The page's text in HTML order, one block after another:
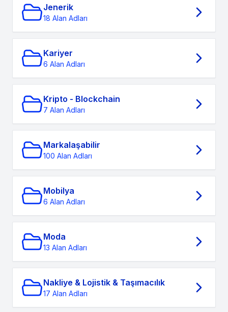
Jenerik
18 Alan Adları
Kariyer
6 Alan Adları
Kripto - Blockchain
7 Alan Adları
Markalaşabilir
100 Alan Adları
Mobilya
6 Alan Adları
Moda
13 Alan Adları
Nakliye & Lojistik & Taşımacılık
17 Alan Adları